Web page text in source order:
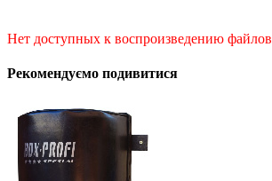
Нет доступных к воспроизведению файлов
Рекомендуємо подивитися